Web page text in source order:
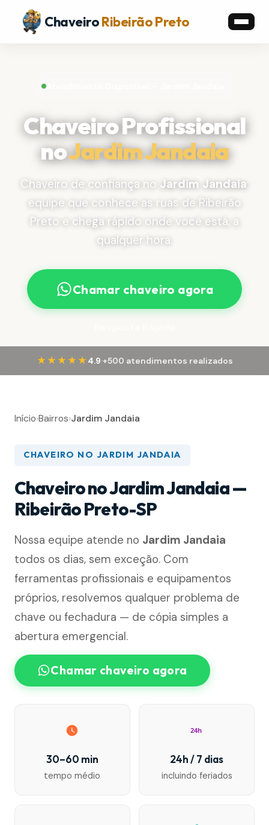
ChaveiroRibeirão Preto
Atendimento Disponível — Jardim Jandaia
Chaveiro Profissional
noJardim Jandaia
Chaveiro de confiança no Jardim Jandaia:
equipe que conhece as ruas de Ribeirão
Preto e chega rápido onde você está, a
qualquer hora.
Chamar chaveiro agora
★★★★★ 4.9·+500 atendimentos realizados
Início›Bairros›Jardim Jandaia
CHAVEIRO NO JARDIM JANDAIA
Chaveiro no Jardim Jandaia —
Ribeirão Preto-SP
Nossa equipe atende no Jardim Jandaia
todos os dias, sem exceção. Com
ferramentas profissionais e equipamentos
próprios, resolvemos qualquer problema de
chave ou fechadura — de cópia simples a
abertura emergencial.
Chamar chaveiro agora
30–60 min
tempo médio
24h
24h / 7 dias
incluindo feriados